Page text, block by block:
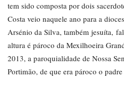
tem sido composta por dois
Costa veio naquele ano para a
Arsénio da Silva, também jesuíta,
altura é pároco da Mexilhoeira
2013, a paroquialidade de Nossa
Portimão, de que era pároco o